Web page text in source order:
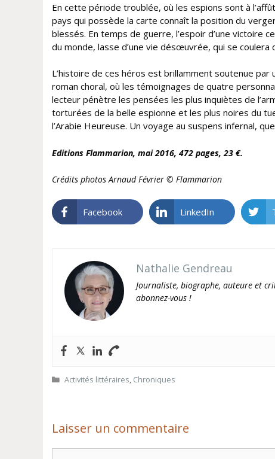
En cette période troublée, où les espions sont à
pays qui possède la carte connaît la position du
blessés. En temps de guerre, l’espoir d’une victoire
du monde, lasse d’une vie désœuvrée, qui se coulera
L’histoire de ces héros est brillamment soutenue
roman choral, où les témoignages de quatre
lecteur pénètre les pensées les plus inquiètes de
torturées de la belle espionne et les plus noires du
l’Arabie Heureuse. Un voyage au suspens infernal,
Editions Flammarion, mai 2016, 472 pages, 23 €.
Crédits photos Arnaud Février © Flammarion
Facebook LinkedIn
Nathalie Gendreau
Journaliste, biographe, auteure et
abonnez-vous !
Catégories
Activités littéraires, Chroniques
Laisser un commentaire